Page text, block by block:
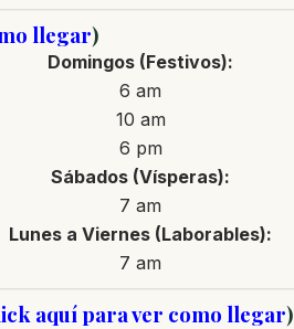
llegar)
Domingos (Festivos):
6 am
10 am
6 pm
Sábados (Vísperas):
7 am
Lunes a Viernes (Laborables):
7 am
aquí para ver como llegar)